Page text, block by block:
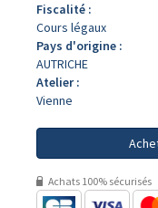
Fiscalité :
Cours légaux
Pays d'origine :
AUTRICHE
Atelier :
Vienne
Achats 100% sécurisés